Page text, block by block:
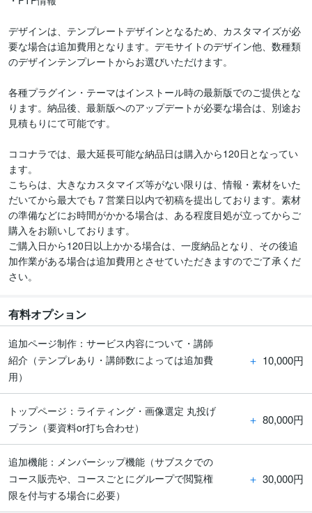
デザインは、テンプレートデザインとなるため、カスタマイズが必
要な場合は追加費用となります。デモサイトのデザイン他、数種類
のデザインテンプレートからお選びいただけます。
各種プラグイン・テーマはインストール時の最新版でのご提供とな
ります。納品後、最新版へのアップデートが必要な場合は、別途お
見積もりにて可能です。
ココナラでは、最大延長可能な納品日は購入から120日となってい
ます。
こちらは、大きなカスタマイズ等がない限りは、情報・素材をいた
だいてから最大でも７営業日以内で初稿を提出しております。素材
の準備などにお時間がかかる場合は、ある程度目処が立ってからご
購入をお願いしております。
ご購入日から120日以上かかる場合は、一度納品となり、その後追
加作業がある場合は追加費用とさせていただきますのでご了承くだ
有料オプション
追加ページ制作：サービス内容について・講師
紹介（テンプレあり・講師数によっては追加費
用）
＋ 10,000円
トップページ：ライティング・画像選定 丸投げ
プラン（要資料or打ち合わせ）
＋ 80,000円
追加機能：メンバーシップ機能（サブスクでの
コース販売や、コースごとにグループで閲覧権
限を付与する場合に必要）
＋ 30,000円